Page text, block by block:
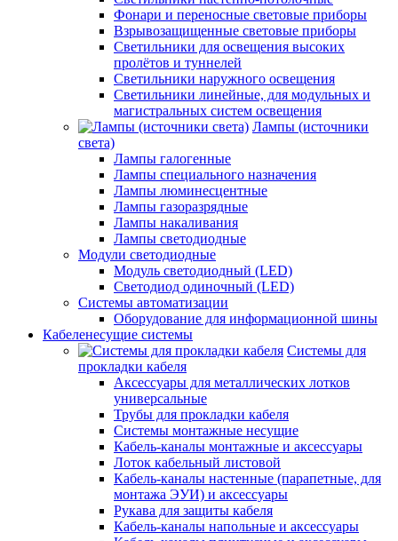
Фонари и переносные световые приборы
Взрывозащищенные световые приборы
Светильники для освещения высоких
пролётов и туннелей
Светильники наружного освещения
Светильники линейные, для модульных и
магистральных систем освещения
Лампы (источники
света)
Лампы галогенные
Лампы специального назначения
Лампы люминесцентные
Лампы газоразрядные
Лампы накаливания
Лампы светодиодные
Модули светодиодные
Модуль светодиодный (LED)
Светодиод одиночный (LED)
Системы автоматизации
Оборудование для информационной шины
Кабеленесущие системы
Системы для
прокладки кабеля
Аксессуары для металлических лотков
универсальные
Трубы для прокладки кабеля
Системы монтажные несущие
Кабель-каналы монтажные и аксессуары
Лоток кабельный листовой
Кабель-каналы настенные (парапетные, для
монтажа ЭУИ) и аксессуары
Рукава для защиты кабеля
Кабель-каналы напольные и аксессуары